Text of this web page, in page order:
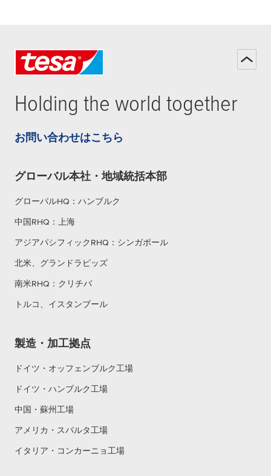
Holding the world together
お問い合わせはこちら
グローバル本社・地域統括本部
グローバルHQ：ハンブルク
中国RHQ：上海
アジアパシフィックRHQ：シンガポール
北米、グランドラピッズ
南米RHQ：クリチバ
トルコ、イスタンブール
製造・加工拠点
ドイツ・オッフェンブルク工場
ドイツ・ハンブルク工場
中国・蘇州工場
アメリカ・スパルタ工場
イタリア・コンカーニョ工場